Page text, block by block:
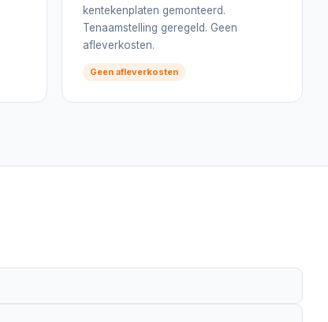
kentekenplaten gemonteerd.
Tenaamstelling geregeld. Geen
afleverkosten.
Geen afleverkosten